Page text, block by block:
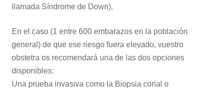
llamada Síndrome de Down).
En el caso (1 entre 600 embarazos en la población
general) de que ese riesgo fuera elevado, vuestro
obstetra os recomendará una de las dos opciones
disponibles:
Una prueba invasiva como la Biopsia corial o